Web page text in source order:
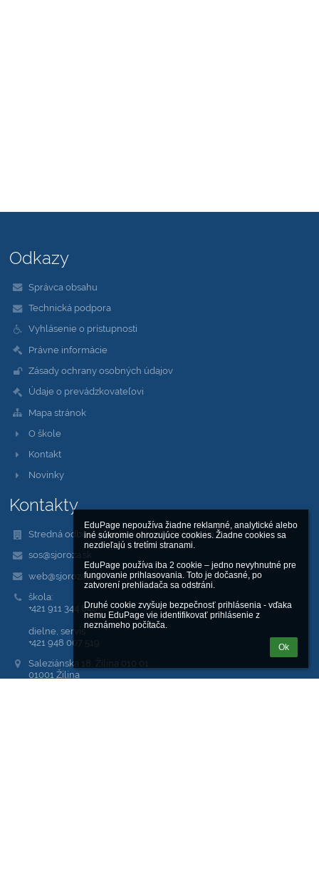
EduPage nepoužíva žiadne reklamné, analytické alebo
iné súkromie ohrozujúce cookies. Žiadne cookies sa
nezdieľajú s tretími stranami.
EduPage používa iba 2 cookie – jedno nevyhnutné pre
fungovanie prihlasovania. Toto je dočasné, po
zatvorení prehliadača sa odstráni.
Druhé cookie zvyšuje bezpečnosť prihlásenia - vďaka
nemu EduPage vie identifikovať prihlásenie z
neznámeho počítača.
Ok
Odkazy
Správca obsahu
Technická podpora
Vyhlásenie o prístupnosti
Právne informácie
Zásady ochrany osobných údajov
Údaje o prevádzkovateľovi
Mapa stránok
O škole
Kontakt
Novinky
Kontakty
Stredná odborná škola sv. Jozefa Robotníka
sos@sjoroza.sk
web@sjoroza.sk
škola:
+421 911 344 848
dielne, servis:
+421 948 007 519
Saleziánska 18, Žilina 010 01
01001 Žilina